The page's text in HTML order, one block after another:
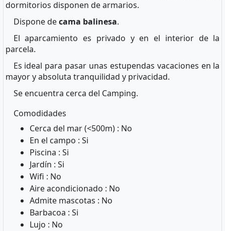
dormitorios disponen de armarios.
Dispone decama balinesa.
El aparcamiento es privado y en el interior de la
parcela.
Es ideal para pasar unas estupendas vacaciones en la
mayor y absoluta tranquilidad y privacidad.
Se encuentra cerca del Camping.
Comodidades
Cerca del mar (<500m) : No
En el campo : Si
Piscina : Si
Jardín : Si
Wifi : No
Aire acondicionado : No
Admite mascotas : No
Barbacoa : Si
Lujo : No